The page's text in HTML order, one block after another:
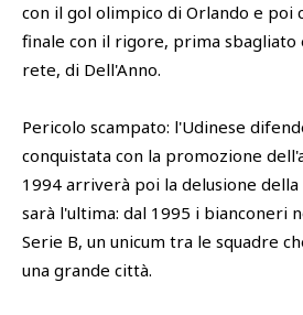
con il gol olimpico di Orlando e poi
finale con il rigore, prima
rete, di Dell'Anno.
Pericolo scampato: l'Udinese
conquistata con la promozione
1994 arriverà poi la delusione
sarà l'ultima: dal 1995 i bianconeri
Serie B, un unicum tra le squadre
una grande città.